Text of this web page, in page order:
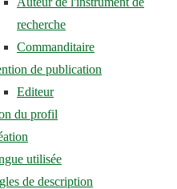
recherche
Commanditaire
de publication
Editeur
du profil
utilisée
de description